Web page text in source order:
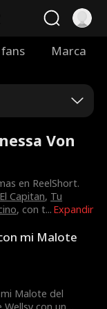
Marca
Von
Expandir
en ReelShort.
Capitan, Tu
, con t...
mi Malote
Malote del